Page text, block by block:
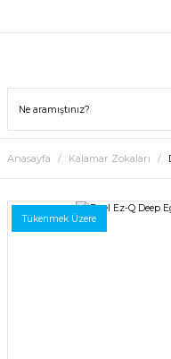
Anasayfa Kalamar Zokaları
Tükenmek Üzere